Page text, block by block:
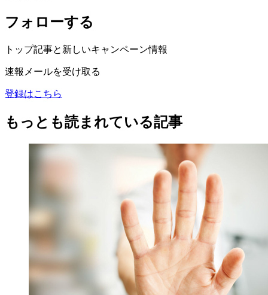
フォローする
トップ記事と新しいキャンペーン情報
速報メールを受け取る
登録はこちら
もっとも読まれている記事